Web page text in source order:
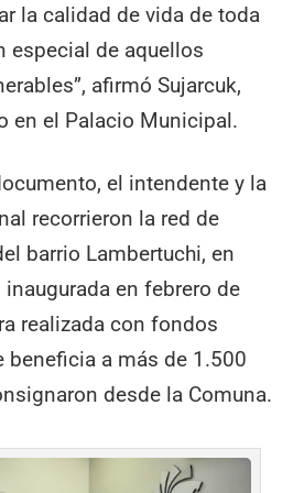
la calidad de vida de toda
especial de aquellos
afirmó Sujarcuk,
en el Palacio Municipal.
el intendente y la
recorrieron la red de
barrio Lambertuchi, en
inaugurada en febrero de
realizada con fondos
beneficia a más de 1.500
desde la Comuna.